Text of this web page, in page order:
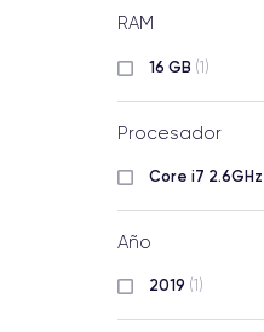
RAM
16 GB (1)
Procesador
Core i7 2.6GHz
Año
2019 (1)